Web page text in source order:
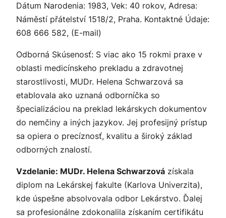
Dátum Narodenia: 1983, Vek: 40 rokov, Adresa:
Náměstí přátelství 1518/2, Praha. Kontaktné Údaje:
608 666 582, (E-mail)
Odborná Skúsenosť: S viac ako 15 rokmi praxe v
oblasti medicínskeho prekladu a zdravotnej
starostlivosti, MUDr. Helena Schwarzová sa
etablovala ako uznaná odborníčka so
špecializáciou na preklad lekárskych dokumentov
do nemčiny a iných jazykov. Jej profesijný prístup
sa opiera o precíznosť, kvalitu a široký základ
odborných znalostí.
Vzdelanie: MUDr. Helena Schwarzová získala
diplom na Lekárskej fakulte (Karlova Univerzita),
kde úspešne absolvovala odbor Lekárstvo. Ďalej
sa profesionálne zdokonalila získaním certifikátu